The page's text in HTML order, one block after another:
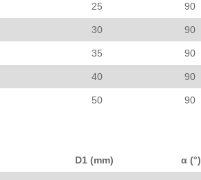
25 90
30 90
35 90
40 90
50 90
D1 (mm) α (°)